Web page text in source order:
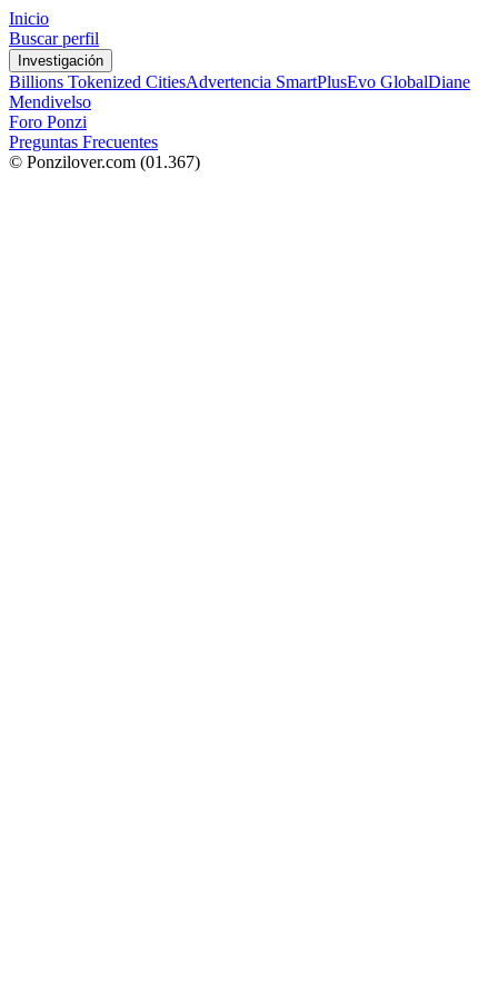
Inicio
Buscar perfil
Investigación
Billions Tokenized CitiesAdvertencia SmartPlusEvo GlobalDiane
Mendivelso
Foro Ponzi
Preguntas Frecuentes
© Ponzilover.com (01.367)